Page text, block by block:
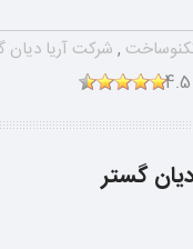
, شرکت آریا دیان
4.5
گستر